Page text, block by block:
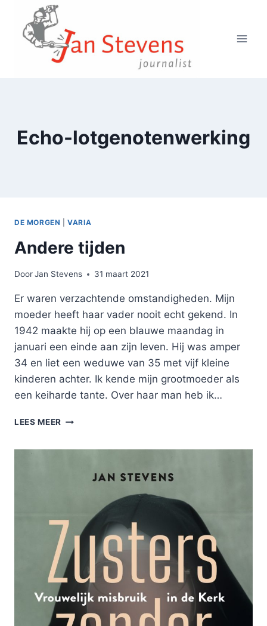
Doorgaan
inhoud
Echo-lotgenotenwerking
DE MORGEN |VARIA
Andere tijden
DoorJan Stevens 31 maart 2021
Er waren verzachtende omstandigheden. Mijn
moeder heeft haar vader nooit echt gekend. In
1942 maakte hij op een blauwe maandag in
januari een einde aan zijn leven. Hij was amper
34 en liet een weduwe van 35 met vijf kleine
kinderen achter. Ik kende mijn grootmoeder als
een keiharde tante. Over haar man heb ik…
LEES MEER ANDERE